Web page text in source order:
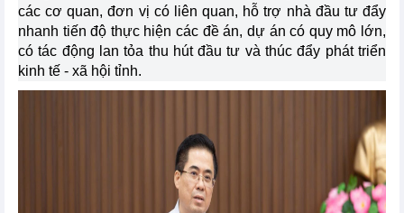
các cơ quan, đơn vị có liên quan, hỗ trợ nhà đầu tư đẩy
nhanh tiến độ thực hiện các đề án, dự án có quy mô lớn,
có tác động lan tỏa thu hút đầu tư và thúc đẩy phát triển
kinh tế - xã hội tỉnh.